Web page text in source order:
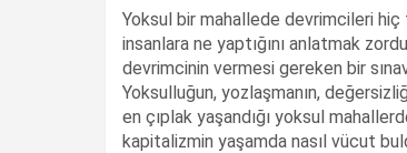
Yoksul bir mahallede devrimcileri hiç
insanlara ne yaptığını anlatmak
devrimcinin vermesi gereken bir
Yoksulluğun, yozlaşmanın,
en çıplak yaşandığı yoksul
kapitalizmin yaşamda nasıl vücut